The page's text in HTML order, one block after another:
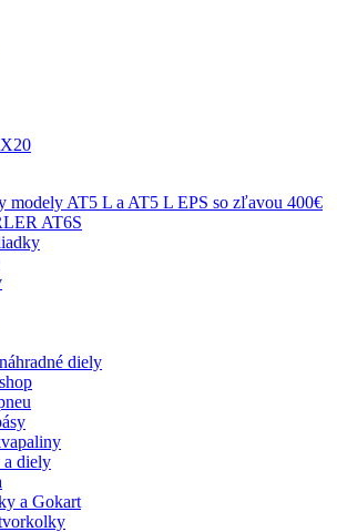
modely AT5 L a AT5 L EPS so zľavou 400€
AT6S
diely
diely
a Gokart